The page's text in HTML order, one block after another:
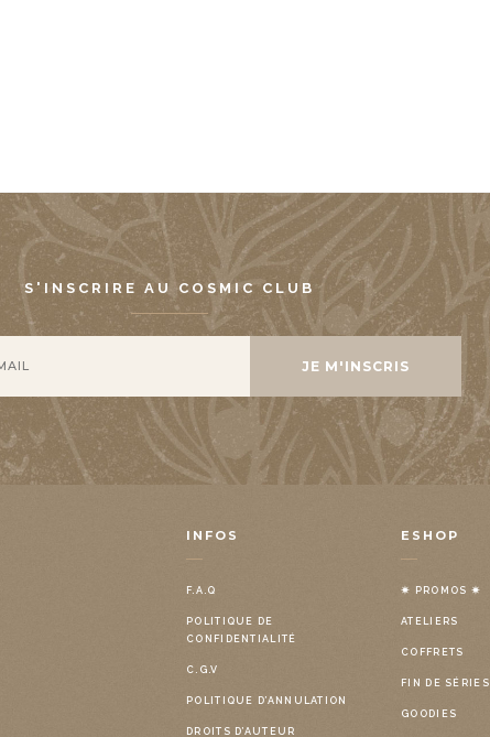
S'INSCRIRE AU COSMIC CLUB
INFOS
F.A.Q
POLITIQUE DE
CONFIDENTIALITÉ
C.G.V
POLITIQUE D’ANNULATION
DROITS D’AUTEUR
ESHOP
✷ PROMOS ✷
ATELIERS
COFFRETS
FIN DE SÉRIES
GOODIES